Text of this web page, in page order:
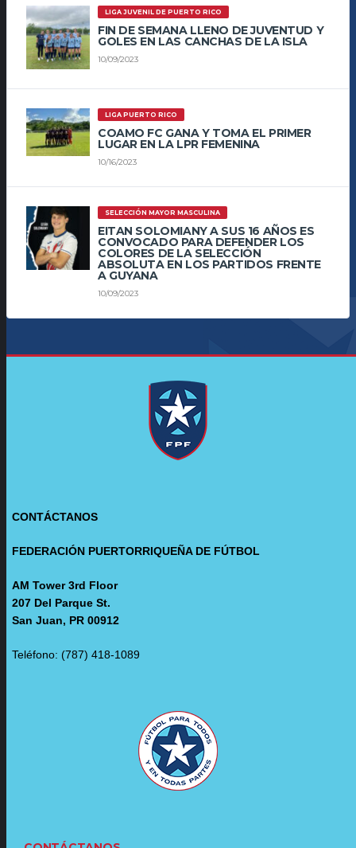
LIGA JUVENIL DE PUERTO RICO
FIN DE SEMANA LLENO DE JUVENTUD Y
GOLES EN LAS CANCHAS DE LA ISLA
10/09/2023
LIGA PUERTO RICO
COAMO FC GANA Y TOMA EL PRIMER
LUGAR EN LA LPR FEMENINA
10/16/2023
SELECCIÓN MAYOR MASCULINA
EITAN SOLOMIANY A SUS 16 AÑOS ES
CONVOCADO PARA DEFENDER LOS
COLORES DE LA SELECCIÓN
ABSOLUTA EN LOS PARTIDOS FRENTE
A GUYANA
10/09/2023
CONTÁCTANOS
FEDERACIÓN PUERTORRIQUEÑA DE FÚTBOL
AM Tower 3rd Floor
207 Del Parque St.
San Juan, PR 00912
Teléfono: (787) 418-1089